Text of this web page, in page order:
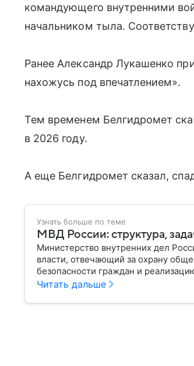
командующего внутренними
начальником тыла.
Ранее Александр Лукашенко
нахожусь под впечатлением».
Тем временем Белгидромет
в 2026 году.
А еще Белгидромет сказал,
Узнать больше по теме
МВД России: структура,
Министерство внутренних дел
власти, отвечающий за охрану
безопасности граждан и
материале рассказываем, чем
Читать дальше